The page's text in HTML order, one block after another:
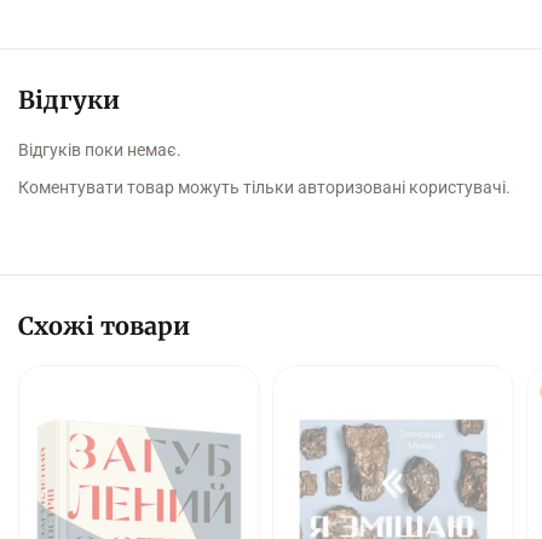
Відгуки
Відгуків поки немає.
Коментувати товар можуть тільки авторизовані користувачі.
Схожі товари